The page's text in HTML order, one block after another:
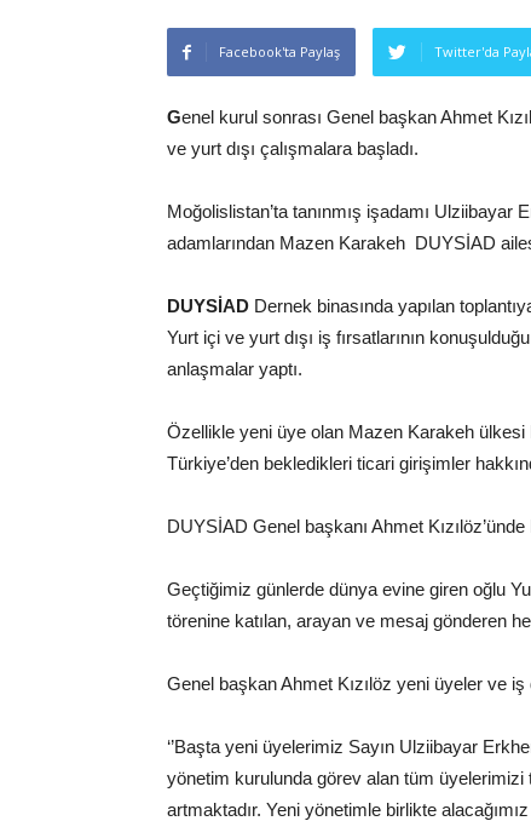
Facebook'ta Paylaş Twitter'da
Genel kurul sonrası Genel başkan Ahmet
ve yurt dışı çalışmalara başladı.
Moğolislistan’ta tanınmış işadamı
adamlarından Mazen Karakeh DUYSİAD
DUYSİAD Dernek binasında yapılan
Yurt içi ve yurt dışı iş fırsatlarının
anlaşmalar yaptı.
Özellikle yeni üye olan Mazen Karakeh ülkesi
Türkiye’den bekledikleri ticari girişimler
DUYSİAD Genel başkanı Ahmet
Geçtiğimiz günlerde dünya evine giren oğlu
törenine katılan, arayan ve mesaj gönderen
Genel başkan Ahmet Kızılöz yeni üyeler ve
‘’Başta yeni üyelerimiz Sayın Ulziibayar
yönetim kurulunda görev alan tüm
artmaktadır. Yeni yönetimle birlikte